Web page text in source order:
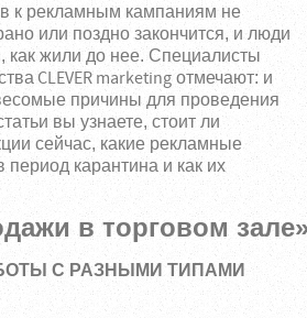
к рекламным кампаниям не
или поздно закончится, и люди
как жили до нее. Специалисты
CLEVER marketingотмечают: и
причины для проведения
вы узнаете, стоит ли
сейчас, какие рекламные
период карантина и как их
в торговом
С РАЗНЫМИ ТИПАМИ